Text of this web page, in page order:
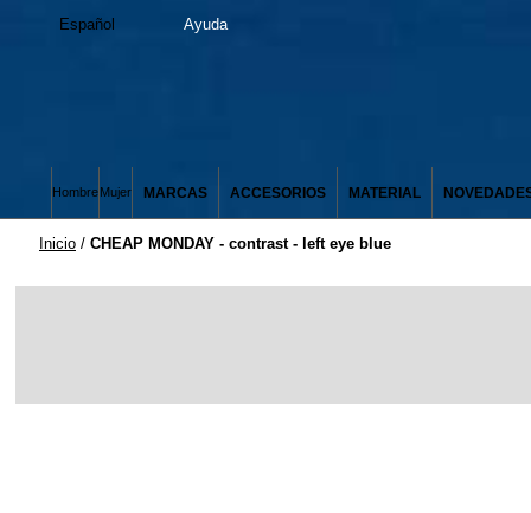
Español Ayuda
HombreMujer MARCAS ACCESORIOS MATERIAL
Inicio / CHEAP MONDAY - contrast - left eye blue